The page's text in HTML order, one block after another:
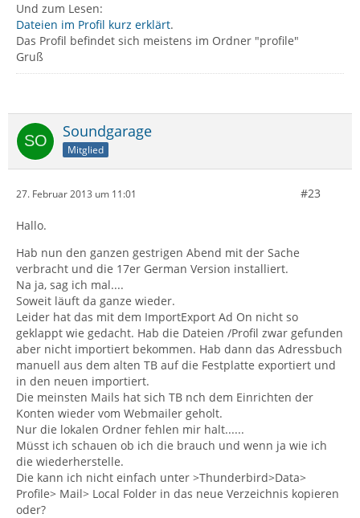
Und zum Lesen:
Dateien im Profil kurz erklärt.
Das Profil befindet sich meistens im Ordner "profile"
Gruß
Soundgarage
Mitglied
27. Februar 2013 um 11:01 #23
Hallo.
Hab nun den ganzen gestrigen Abend mit der Sache
verbracht und die 17er German Version installiert.
Na ja, sag ich mal....
Soweit läuft da ganze wieder.
Leider hat das mit dem ImportExport Ad On nicht so
geklappt wie gedacht. Hab die Dateien /Profil zwar gefunden
aber nicht importiert bekommen. Hab dann das Adressbuch
manuell aus dem alten TB auf die Festplatte exportiert und
in den neuen importiert.
Die meinsten Mails hat sich TB nch dem Einrichten der
Konten wieder vom Webmailer geholt.
Nur die lokalen Ordner fehlen mir halt......
Müsst ich schauen ob ich die brauch und wenn ja wie ich
die wiederherstelle.
Die kann ich nicht einfach unter >Thunderbird>Data>
Profile> Mail> Local Folder in das neue Verzeichnis kopieren
oder?